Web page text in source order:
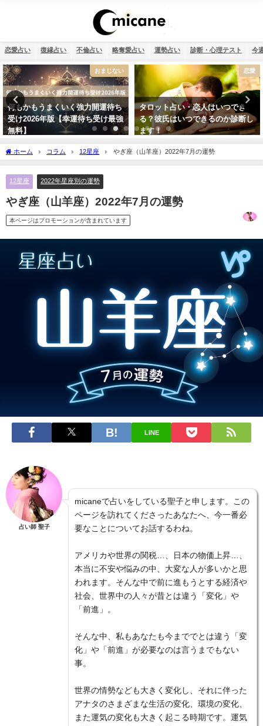
恋愛占い 復縁占い 不倫占い 略奪愛占い 運勢占い 診断・心理テスト 今
おまじない
何もかもうまくいく強力開運待ち
受け2026年版【幸運待ち受け最強
無料】
恋愛
タロット占い・恋人はいつでき
る？彼氏はいつできるのか診断し
ます！
ホーム コラム 12星座 やぎ座（山羊座）2022年7月の運勢
12星座 2022年星座別の運勢
やぎ座（山羊座）2022年7月の運勢
本ページはプロモーションが含まれています
LINE
占い師 聖子
micaneで占いをしている聖子と申します。この
ページを訪れてくださったあなたへ、今一番必
要なことについてお話するわね。
アメリカや世界の関税…、日本の物価上昇…、
本当に不安や悩みの中、大変な人が多いかと思
われます。そんな中で前に進もうとする経済や
社会、世界中の人々が昔とは違う「変化」や
「前進」。
そんな中、私もあなたも今まででとは違う「変
化」や「前進」が必要なのは言うまでもない
事。
世界の情勢なども大きく変化し、それに伴った
アナタのさまざまな生活の変化、環境の変化、
また運気の変化も大きく起こる時期です。運気